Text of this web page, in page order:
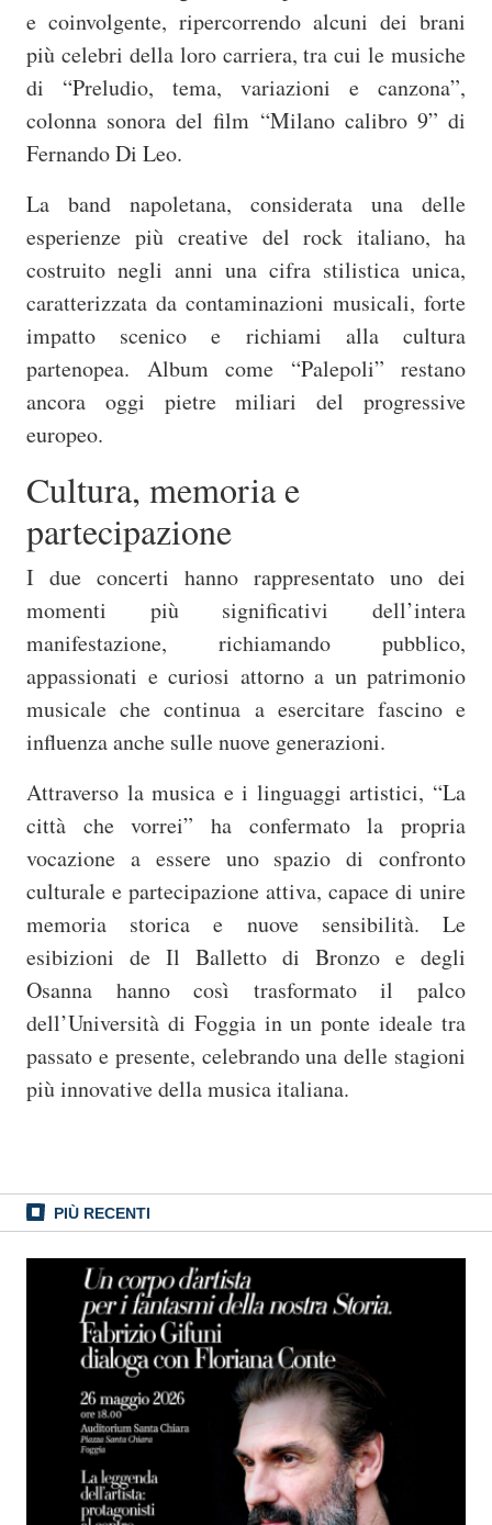
e coinvolgente, ripercorrendo alcuni dei brani
più celebri della loro carriera, tra cui le musiche
di “Preludio, tema, variazioni e canzona”,
colonna sonora del film “Milano calibro 9” di
Fernando Di Leo.
La band napoletana, considerata una delle
esperienze più creative del rock italiano, ha
costruito negli anni una cifra stilistica unica,
caratterizzata da contaminazioni musicali, forte
impatto scenico e richiami alla cultura
partenopea. Album come “Palepoli” restano
ancora oggi pietre miliari del progressive
europeo.
Cultura, memoria e
partecipazione
I due concerti hanno rappresentato uno dei
momenti più significativi dell’intera
manifestazione, richiamando pubblico,
appassionati e curiosi attorno a un patrimonio
musicale che continua a esercitare fascino e
influenza anche sulle nuove generazioni.
Attraverso la musica e i linguaggi artistici, “La
città che vorrei” ha confermato la propria
vocazione a essere uno spazio di confronto
culturale e partecipazione attiva, capace di unire
memoria storica e nuove sensibilità. Le
esibizioni de Il Balletto di Bronzo e degli
Osanna hanno così trasformato il palco
dell’Università di Foggia in un ponte ideale tra
passato e presente, celebrando una delle stagioni
più innovative della musica italiana.
PIÙ RECENTI